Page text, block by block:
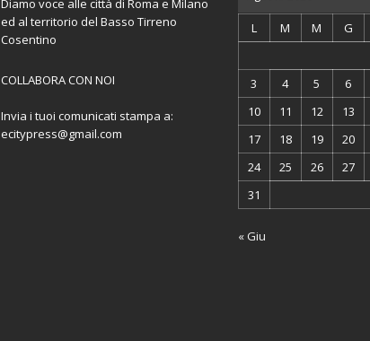
Diamo voce alle città di Roma e Milano
ed al territorio del Basso Tirreno
Cosentino
COLLABORA CON NOI
Invia i tuoi comunicati stampa a:
ecitypress@gmail.com
L M M G
3
4 5 6
10
11 12 13
17
18 19 20
24
25 26 27
31
« Giu